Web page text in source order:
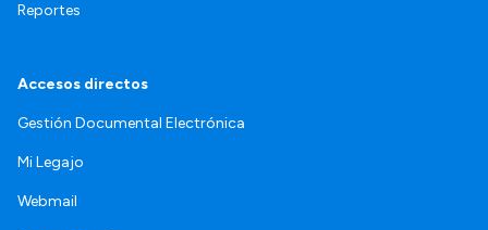
Reportes
Accesos directos
Gestión Documental Electrónica
Mi Legajo
Webmail